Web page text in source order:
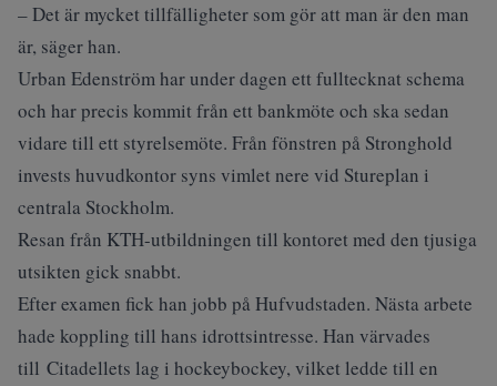
– Det är mycket tillfälligheter som gör att man är den man
är, säger han.
Urban Edenström har under dagen ett fulltecknat schema
och har precis kommit från ett bankmöte och ska sedan
vidare till ett styrelsemöte. Från fönstren på Stronghold
invests huvudkontor syns vimlet nere vid Stureplan i
centrala Stockholm.
Resan från KTH-utbildningen till kontoret med den tjusiga
utsikten gick snabbt.
Efter examen fick han jobb på Hufvudstaden. Nästa arbete
hade koppling till hans idrottsintresse. Han värvades
till Citadellets lag i hockeybockey, vilket ledde till en